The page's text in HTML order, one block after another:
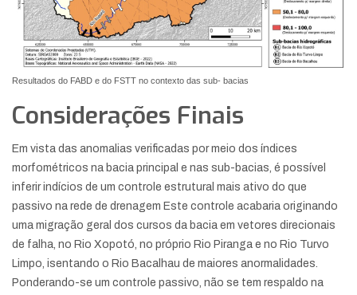
Resultados do FABD e do FSTT no contexto das sub- bacias
Considerações Finais
Em vista das anomalias verificadas por meio dos índices
morfométricos na bacia principal e nas sub-bacias, é possível
inferir indícios de um controle estrutural mais ativo do que
passivo na rede de drenagem Este controle acabaria originando
uma migração geral dos cursos da bacia em vetores direcionais
de falha, no Rio Xopotó, no próprio Rio Piranga e no Rio Turvo
Limpo, isentando o Rio Bacalhau de maiores anormalidades.
Ponderando-se um controle passivo, não se tem respaldo na